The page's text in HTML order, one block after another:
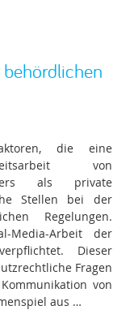
die eine
von
als private
Stellen bei der
Regelungen.
Media-Arbeit der
Dieser
Fragen
von
aus …